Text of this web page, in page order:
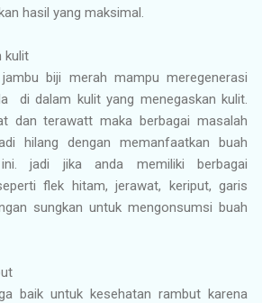
hasil yang maksimal.
kulit
biji merah mampu meregenerasi
di dalam kulit yang menegaskan kulit.
dan terawatt maka berbagai masalah
hilang dengan memanfaatkan buah
jadi jika anda memiliki berbagai
flek hitam, jerawat, keriput, garis
sungkan untuk mengonsumsi buah
baik untuk kesehatan rambut karena